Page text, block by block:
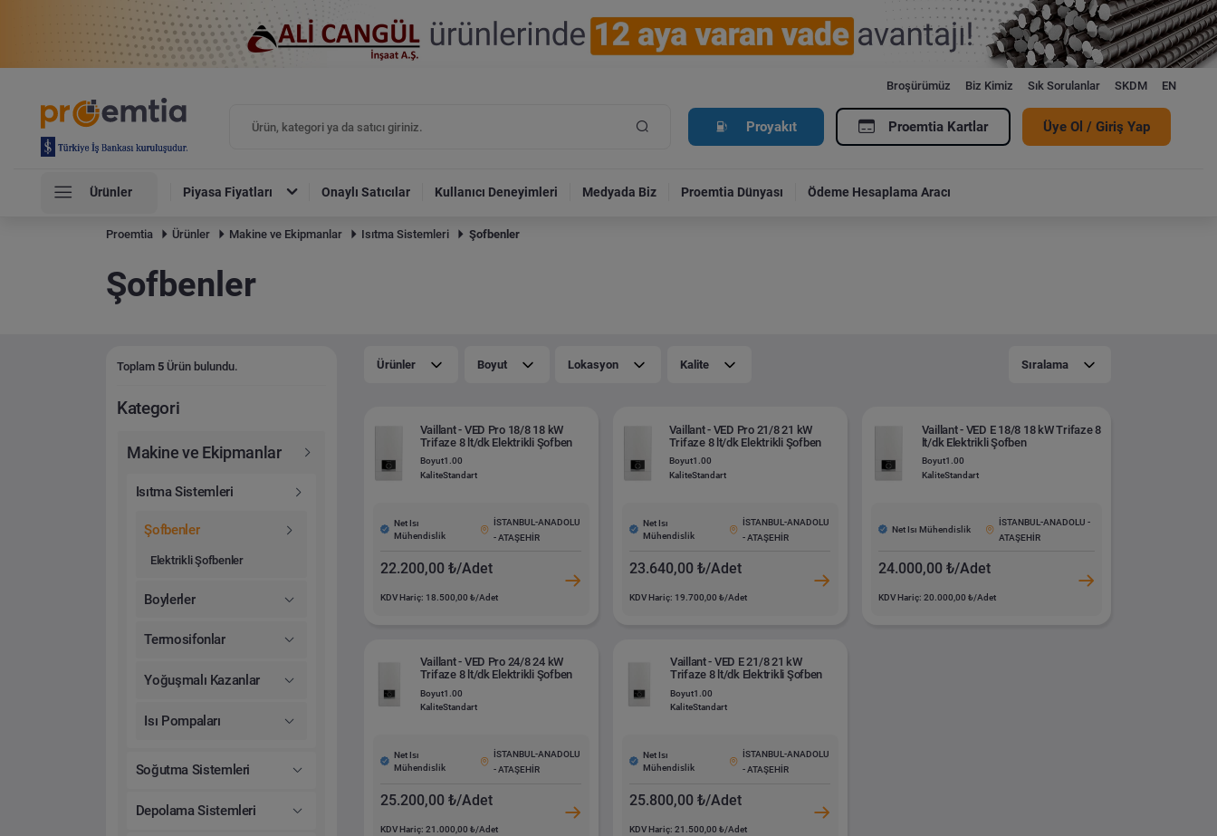
Broşürümüz Biz Kimiz Sık Sorulanlar SKDM EN
Proyakıt Proemtia Kartlar Üye Ol / Giriş Yap
Ürünler Piyasa Fiyatları Onaylı Satıcılar Kullanıcı Deneyimleri Medyada Biz Proemtia Dünyası Ödeme Hesaplama Aracı
Proemtia Ürünler Makine ve Ekipmanlar Isıtma Sistemleri Şofbenler
Şofbenler
Toplam 5 Ürün bulundu.
Kategori
Makine ve Ekipmanlar
Isıtma Sistemleri
Şofbenler
Elektrikli Şofbenler
Boylerler
Termosifonlar
Yoğuşmalı Kazanlar
Isı Pompaları
Soğutma Sistemleri
Depolama Sistemleri
Ürünler Boyut Lokasyon Kalite Sıralama
Vaillant - VED Pro 18/8 18 kW
Trifaze 8 lt/dk Elektrikli Şofben
Boyut1.00
KaliteStandart
Net Isı
Mühendislik
İSTANBUL-ANADOLU
- ATAŞEHİR
22.200,00 ₺/Adet
KDV Hariç: 18.500,00 ₺/Adet
Vaillant - VED Pro 21/8 21 kW
Trifaze 8 lt/dk Elektrikli Şofben
Boyut1.00
KaliteStandart
Net Isı
Mühendislik
İSTANBUL-ANADOLU
- ATAŞEHİR
23.640,00 ₺/Adet
KDV Hariç: 19.700,00 ₺/Adet
Vaillant - VED E 18/8 18 kW Trifaze 8
lt/dk Elektrikli Şofben
Boyut1.00
KaliteStandart
Net Isı Mühendislik
İSTANBUL-ANADOLU -
ATAŞEHİR
24.000,00 ₺/Adet
KDV Hariç: 20.000,00 ₺/Adet
Vaillant - VED Pro 24/8 24 kW
Trifaze 8 lt/dk Elektrikli Şofben
Boyut1.00
KaliteStandart
Net Isı
Mühendislik
İSTANBUL-ANADOLU
- ATAŞEHİR
25.200,00 ₺/Adet
KDV Hariç: 21.000,00 ₺/Adet
Vaillant - VED E 21/8 21 kW
Trifaze 8 lt/dk Elektrikli Şofben
Boyut1.00
KaliteStandart
Net Isı
Mühendislik
İSTANBUL-ANADOLU
- ATAŞEHİR
25.800,00 ₺/Adet
KDV Hariç: 21.500,00 ₺/Adet